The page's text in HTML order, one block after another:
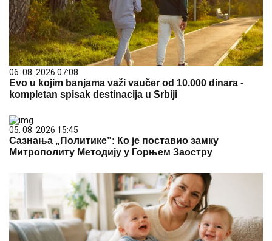
06. 08. 2026 07:08
Evo u kojim banjama važi vaučer od 10.000 dinara -
kompletan spisak destinacija u Srbiji
05. 08. 2026 15:45
Сазнања „Политике”: Ко је поставио замку
Митрополиту Методију у Горњем Заостру